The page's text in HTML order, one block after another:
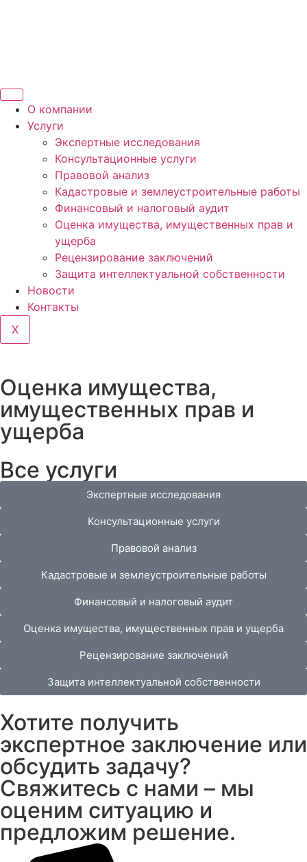
О компании
Услуги
Экспертные исследования
Консультационные услуги
Правовой анализ
Кадастровые и землеустроительные работы
Финансовый и налоговый аудит
Оценка имущества, имущественных прав и
ущерба
Рецензирование заключений
Защита интеллектуальной собственности
Новости
Контакты
X
Оценка имущества,
имущественных прав и
ущерба
Все услуги
Экспертные исследования
Консультационные услуги
Правовой анализ
Кадастровые и землеустроительные работы
Финансовый и налоговый аудит
Оценка имущества, имущественных прав и ущерба
Рецензирование заключений
Защита интеллектуальной собственности
Хотите получить
экспертное заключение или
обсудить задачу?
Свяжитесь с нами – мы
оценим ситуацию и
предложим решение.